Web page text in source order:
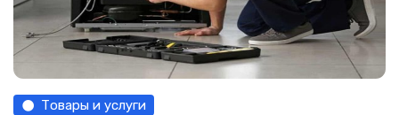
Товары и услуги